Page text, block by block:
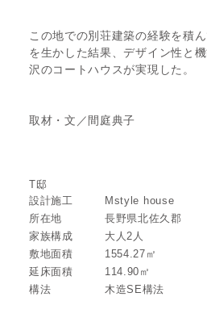
この地での別荘建築の経験を積
を生かした結果、デザイン性と
沢のコートハウスが実現した。
取材・文／間庭典子
T邸
設計施工
Mstyle house
所在地
長野県北佐久郡
家族構成
大人2人
敷地面積
1554.27㎡
延床面積
114.90㎡
構法
木造SE構法